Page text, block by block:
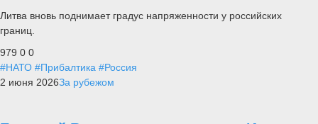
Литва вновь поднимает градус напряженности у российских
границ.
979 0 0
#НАТО #Прибалтика #Россия
2 июня 2026За рубежом